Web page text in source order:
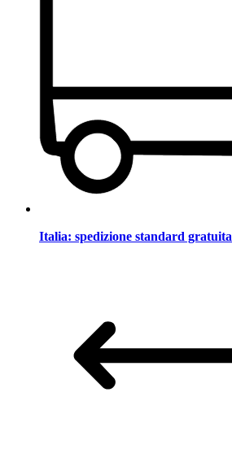
Italia: spedizione standard gratuita